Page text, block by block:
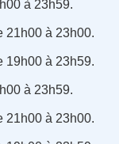
à 23h59.
21h00 à 23h00.
19h00 à 23h59.
à 23h59.
21h00 à 23h00.